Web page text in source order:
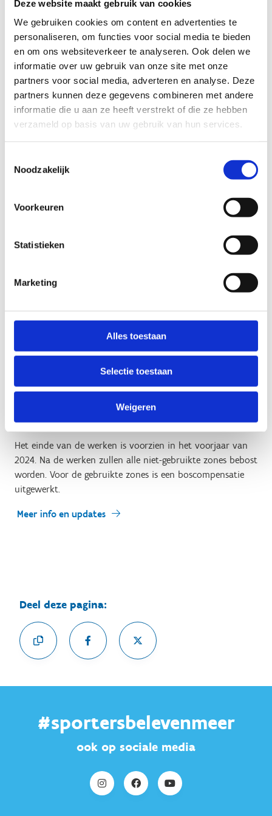
Deze website maakt gebruik van cookies
We gebruiken cookies om content en advertenties te
personaliseren, om functies voor social media te bieden
en om ons websiteverkeer te analyseren. Ook delen we
informatie over uw gebruik van onze site met onze
partners voor social media, adverteren en analyse. Deze
partners kunnen deze gegevens combineren met andere
informatie die u aan ze heeft verstrekt of die ze hebben
verzameld op basis van uw gebruik van hun services.
Noodzakelijk
Voorkeuren
Statistieken
Marketing
Alles toestaan
Selectie toestaan
Weigeren
Jumplijn: Een uitdagende reeks van 3 jumps met
dirt-landingen, perfect voor ervarenriders die hun
grenzen willen verleggen.
Jump Area: Een speciaal ontworpen zone voor vrije
sprongen, waarbikers hun creativiteit en stijl
kunnen tonen.
Flow Trail: Een parcours met kleine jumps, rollers
en kombochten, ideaal voor zowel beginnende als
gevorderde mountainbikers om op een veilige manier
Uphill Enduro-Trail
Een creatie van Vink Creations
Het parcours op het domein van Sport Vlaanderen Genk
werd gecreëerd door Vink Creations, het bedrijf van de
freeridemountainbiker Nico Vink. ‘Ik ben superblij dat ik
samen met Sport Vlaanderen dit bikepark kan
verwezenlijken’, zegt Nico Vink. ‘Het is super om te zien
park te bouwen waar de lokale scene terecht kan. Samen
willen we een park creëren waar zowel beginnende als
professionele mountainbikers en BMX’ers van kunnen
genieten.’
Het einde van de werken is voorzien in het voorjaar van
2024. Na de werken zullen alle niet-gebruikte zones bebost
worden. Voor de gebruikte zones is een boscompensatie
uitgewerkt.
Meer info en updates
Deel deze pagina:
#sportersbelevenmeer
ook op sociale media